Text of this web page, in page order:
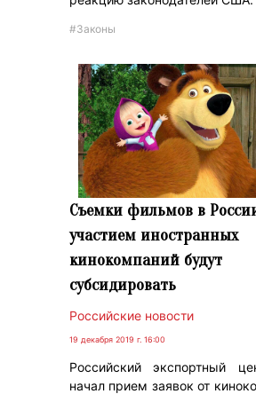
#Законы
Съемки фильмов в
участием иностранных
кинокомпаний будут
субсидировать
Российские новости
19 декабря 2019 г. 16:00
Российский экспортный
начал прием заявок от